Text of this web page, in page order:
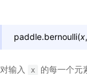
paddle.bernoulli(x
对输入 x
的每一个元